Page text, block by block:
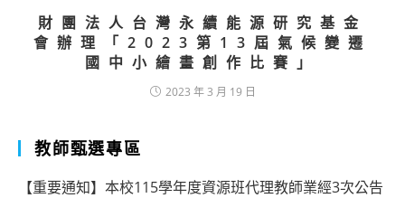
財團法人台灣永續能源研究基金
會辦理「2023第13屆氣候變遷
國中小繪畫創作比賽」
2023 年 3 月 19 日
教師甄選專區
【重要通知】本校115學年度資源班代理教師業經3次公告